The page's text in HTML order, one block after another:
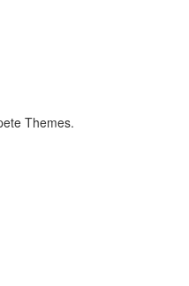
Themes.